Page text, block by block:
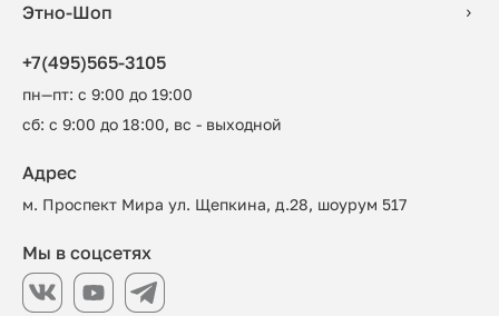
Этно-Шоп
+7(495)565-3105
пн—пт: с 9:00 до 19:00
сб: с 9:00 до 18:00, вс - выходной
Адрес
м. Проспект Мира ул. Щепкина, д.28, шоурум 517
Мы в соцсетях